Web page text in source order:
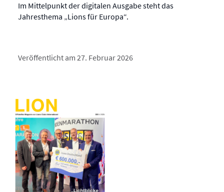
Im Mittelpunkt der digitalen Ausgabe steht das
Jahresthema „Lions für Europa“.
Veröffentlicht am 27. Februar 2026